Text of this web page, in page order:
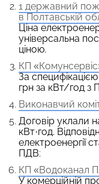
1 державний
в Полтавській
Ціна
універсальна
ціною.
КП
За
грн за кВт/год з
Виконавчий
Договір уклали
кВт·год.
електроенергії
ПДВ;
КП «Водоканал
У комерційній